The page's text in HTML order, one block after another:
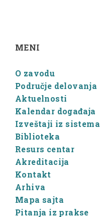
MENI
O zavodu
Područje delovanja
Aktuelnosti
Kalendar događaja
Izveštaji iz sistema
Biblioteka
Resurs centar
Akreditacija
Kontakt
Arhiva
Mapa sajta
Pitanja iz prakse